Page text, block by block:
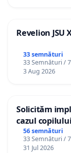
Revelion JSU
33 semnături
33 Semnături /
3 Aug 2026
Solicităm
cazul
Gheorghe,
12 ani
56 semnături
33 Semnături /
31 Jul 2026